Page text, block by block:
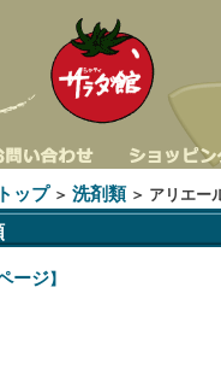
ップ ＞ 洗剤類 ＞ アリエー
ージ】